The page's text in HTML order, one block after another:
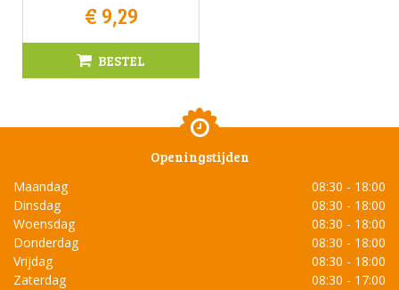
€ 9,29
BESTEL
Openingstijden
Maandag
08:30 - 18:00
Dinsdag
08:30 - 18:00
Woensdag
08:30 - 18:00
Donderdag
08:30 - 18:00
Vrijdag
08:30 - 18:00
Zaterdag
08:30 - 17:00